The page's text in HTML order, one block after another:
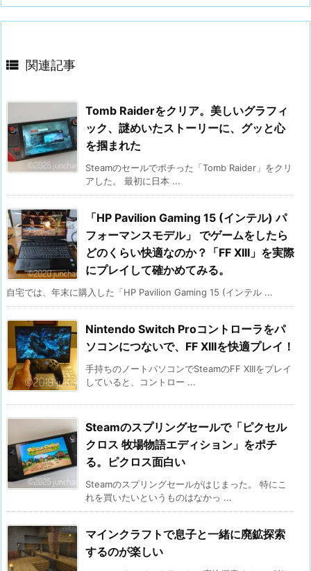
 関連記事
Tomb Raiderをクリア。美しいグラフィ
ック、謎めいたストーリーに、グッと心
を掴まれた
Steamのセールでポチった「Tomb Raider」をクリ
アした。 最初に日本 ...
「HP Pavilion Gaming 15 (インテル) パ
フォーマンスモデル」 でゲームをしたら
どのくらい快適なのか？「FF XIII」を実際
にプレイして確かめてみる。
自宅では、年末に購入した「HP Pavilion Gaming 15 (インテル ...
Nintendo Switch Proコントローラをパ
ソコンにつないで、FF XIIIを快適プレイ！
手持ちのノートパソコンでSteamのFF XIIIをプレイ
していると、コントロー ...
Steamのスプリングセールで「ピクセル
クロス 牧場物語エディション」をポチ
る。ピクロス面白い
Steamのスプリングセールがはじまった。 特にこ
れを買いたいというものはなかっ ...
マインクラフトで息子と一緒に廃鉱探索
するのが楽しい